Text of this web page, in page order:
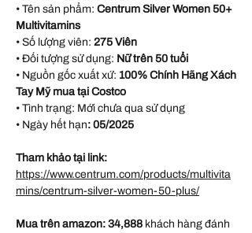
• Tên sản phẩm: Centrum Silver Women 50+
Multivitamins
• Số lượng viên: 275 Viên
• Đối tượng sử dụng: Nữ trên 50 tuổi
• Nguồn gốc xuất xứ: 100% Chính Hãng Xách
Tay Mỹ mua tại Costco
• Tình trạng: Mới chưa qua sử dụng
• Ngày hết hạn: 05/2025
Tham khảo tại link:
https://www.centrum.com/products/multivita
mins/centrum-silver-women-50-plus/
Mua trên amazon: 34,888 khách hàng đánh